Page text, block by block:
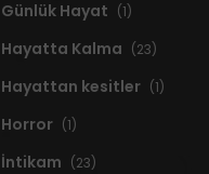
Günlük Hayat (1)
Hayatta Kalma (23)
Hayattan kesitler (1)
Horror (1)
İntikam (23)